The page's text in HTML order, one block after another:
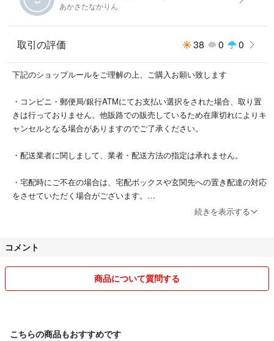
あかさたなかりん
取引の評価 38 0 0
下記のショップルールをご理解の上、ご購入お願い致します
・コンビニ・郵便局/銀行ATMにてお支払い選択をされた場合、取り置
きは行っておりません。他販路での販売しているため在庫切れによりキ
ャンセルとなる場合がありますのでご了承ください。
・配送業者に関しまして、業者・配送方法の指定は承れません。
・宅配時にご不在の場合は、宅配ボックスや玄関先への置き配達の対応
をさせていただく場合がございます。
続きを表示する
コメント
商品について質問する
こちらの商品もおすすめです